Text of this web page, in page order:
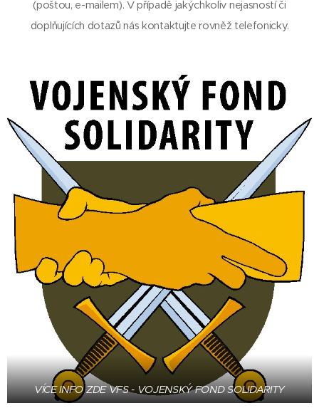
(poštou, e-mailem). V případě jakýchkoliv nejasností či
doplňujících dotazů nás kontaktujte rovněž telefonicky.
VÍCE INFO ZDE VFS - VOJENSKÝ FOND SOLIDARITY